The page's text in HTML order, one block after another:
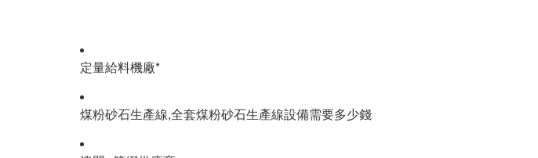
定量給料機廠*
煤粉砂石生產線,全套煤粉砂石生產線設備需要多少錢